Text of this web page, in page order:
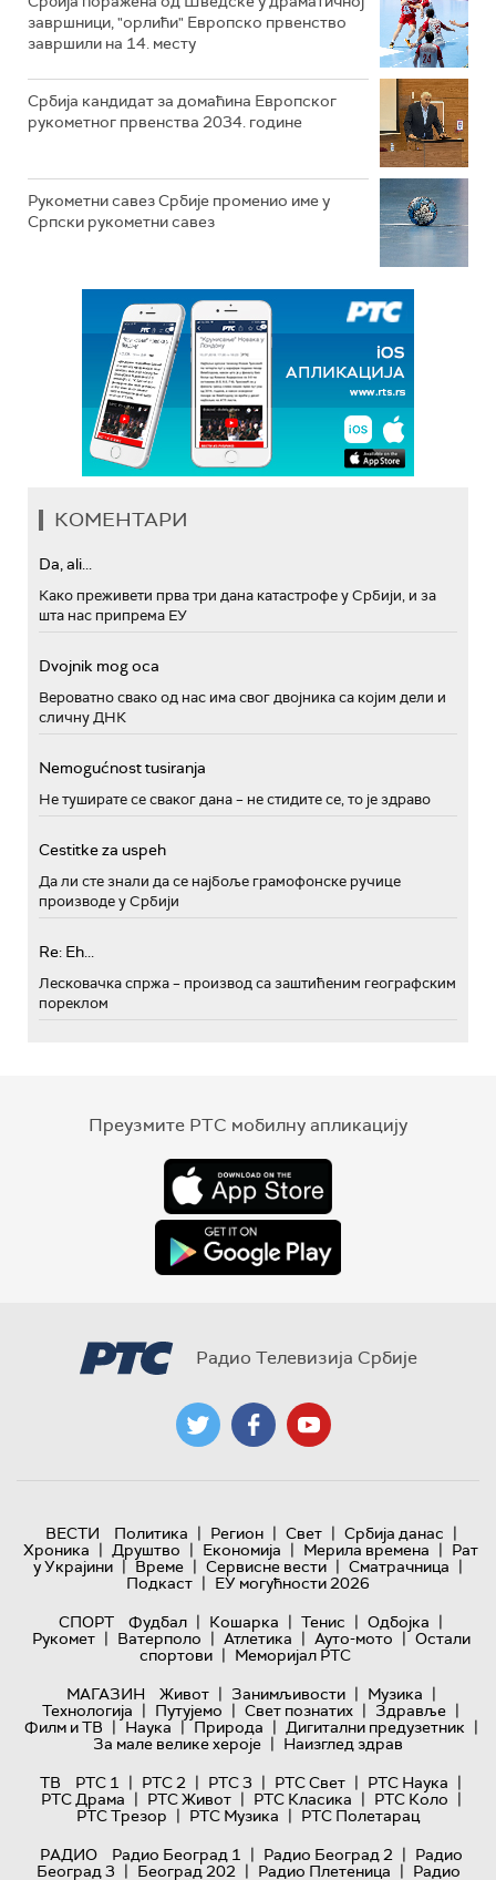
завршници, "орлићи" Европско првенство
завршили на 14. месту
Србија кандидат за домаћина Европског
рукометног првенства 2034. године
Рукометни савез Србије променио име у
Српски рукометни савез
КОМЕНТАРИ
Da, ali...
Како преживети прва три дана катастрофе у Србији, и за
шта нас припрема ЕУ
Dvojnik mog oca
Вероватно свако од нас има свог двојника са којим дели и
сличну ДНК
Nemogućnost tusiranja
Не туширате се сваког дана – не стидите се, то је здраво
Cestitke za uspeh
Да ли сте знали да се најбоље грамофонске ручице
производе у Србији
Re: Eh...
Лесковачка спржа – производ са заштићеним географским
пореклом
Преузмите РТС мобилну апликацију
Радио Телевизија Србије
ВЕСТИ Политика | Регион | Свет | Србија данас |
Хроника | Друштво | Економија | Мерила времена | Рат
у Украјини | Време | Сервисне вести | Сматрачница |
Подкаст | ЕУ могућности 2026
СПОРТ
Фудбал | Кошарка | Тенис | Одбојка |
Рукомет | Ватерполо | Атлетика | Ауто-мото | Остали
спортови | Меморијал РТС
МАГАЗИН
Живот | Занимљивости | Музика |
Технологијa | Путујемо | Свет познатих | Здравље |
Филм и ТВ | Наука | Природа | Дигитални предузетник |
За мале велике хероје | Наизглед здрав
ТВ
РТС 1 | РТС 2 | РТС 3 | РТС Свет | РТС Наука |
РТС Драма | РТС Живот | РТС Класика | РТС Коло |
РТС Трезор | РТС Музика | РТС Полетарац
РАДИО
Радио Београд 1 | Радио Београд 2 | Радио
Београд 3 | Београд 202 | Радио Плетеница | Радио